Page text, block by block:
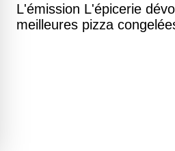
L'émission L'épicerie
meilleures pizza